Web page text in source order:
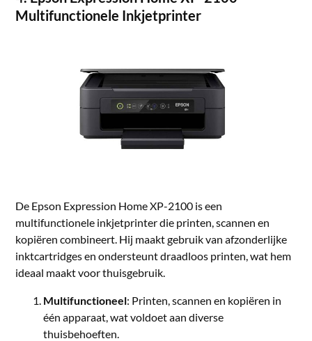
Multifunctionele Inkjetprinter
De Epson Expression Home XP-2100 is een
multifunctionele inkjetprinter die printen, scannen en
kopiëren combineert. Hij maakt gebruik van afzonderlijke
inktcartridges en ondersteunt draadloos printen, wat hem
ideaal maakt voor thuisgebruik.
Multifunctioneel: Printen, scannen en kopiëren in
één apparaat, wat voldoet aan diverse
thuisbehoeften.